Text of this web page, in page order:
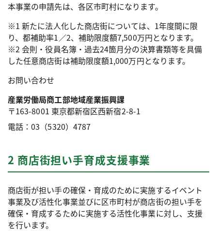
本事業の申請先は、各区市町村になります。
※1 新たに法人化した商店街については、1年度間に限
り、都補助率1／2、補助限度額7,500万円となります。
※2 会則・役員名簿・過去24箇月分の決算書類等を具備
した任意商店街は補助限度額1,000万円となります。
お問い合わせ
産業労働局商工部地域産業振興課
〒163-8001 東京都新宿区西新宿2-8-1
電話：03（5320）4787
2 商店街担い手育成支援事業
商店街が担い手の確保・育成のために実施するイベント
事業及び活性化事業並びに区市町村が商店街の担い手を
確保・育成するために実施する活性化事業に対し、支援
を行います。